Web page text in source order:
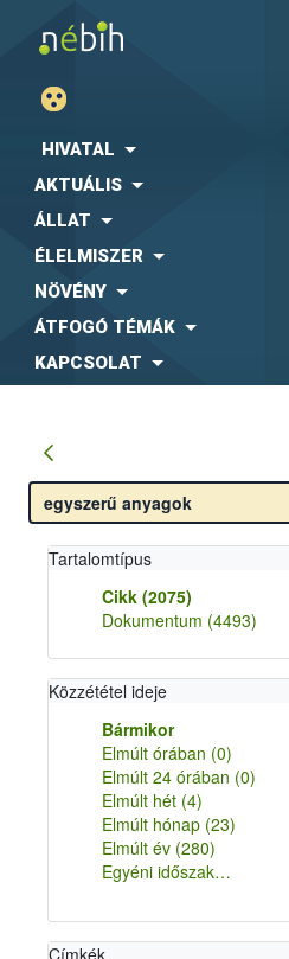
HIVATAL
AKTUÁLIS
ÁLLAT
ÉLELMISZER
NÖVÉNY
ÁTFOGÓ TÉMÁK
KAPCSOLAT
Tartalomtípus
Cikk (2075)
Dokumentum (4493)
Közzététel ideje
Bármikor
Elmúlt órában (0)
Elmúlt 24 órában (0)
Elmúlt hét (4)
Elmúlt hónap (23)
Elmúlt év (280)
Egyéni időszak…
Címkék